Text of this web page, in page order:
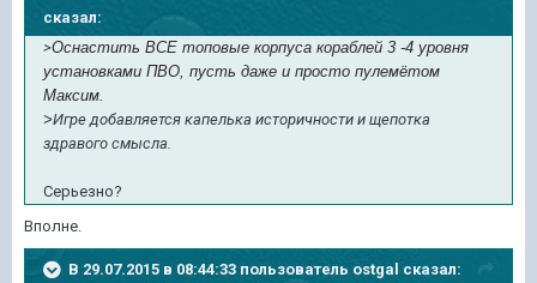
сказал:
>Оснастить ВСЕ топовые корпуса кораблей 3 -4 уровня
установками ПВО, пусть даже и просто пулемётом
Максим.
>Игре добавляется капелька историчности и щепотка
здравого смысла.
Серьезно?
Вполне.
В 29.07.2015 в 08:44:33 пользователь ostgal сказал: